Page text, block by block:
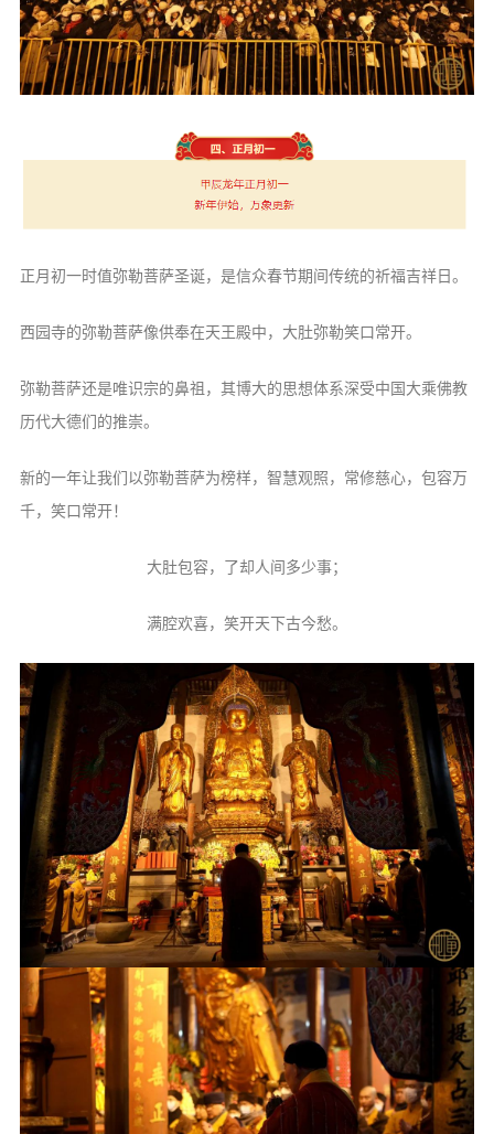
正月初一时值弥勒菩萨圣诞，是信众春节期间传统的祈福吉祥日。
西园寺的弥勒菩萨像供奉在天王殿中，大肚弥勒笑口常开。
弥勒菩萨还是唯识宗的鼻祖，其博大的思想体系深受中国大乘佛教
历代大德们的推崇。
新的一年让我们以弥勒菩萨为榜样，智慧观照，常修慈心，包容万
千，笑口常开！
大肚包容，了却人间多少事；
满腔欢喜，笑开天下古今愁。